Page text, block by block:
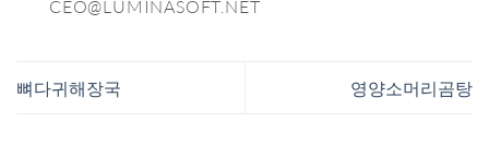
CEO@LUMINASOFT.NET
뼈다귀해장국 영양소머리곰탕